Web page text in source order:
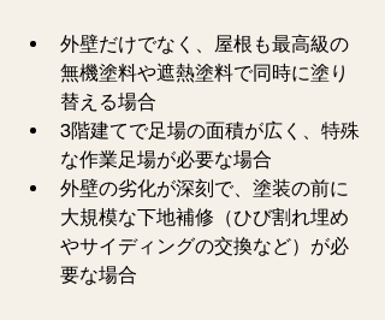
外壁だけでなく、屋根も最高級の
無機塗料や遮熱塗料で同時に塗り
替える場合
3階建てで足場の面積が広く、特殊
な作業足場が必要な場合
外壁の劣化が深刻で、塗装の前に
大規模な下地補修（ひび割れ埋め
やサイディングの交換など）が必
要な場合